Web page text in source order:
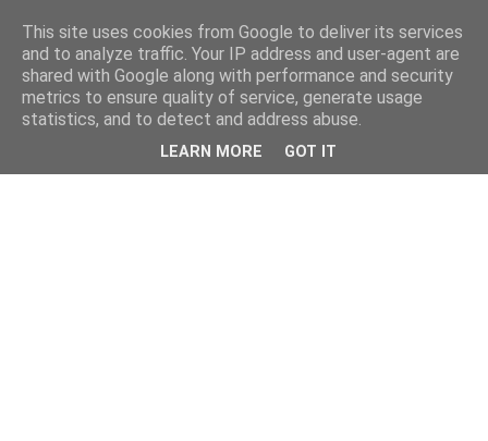
This site uses cookies from Google to deliver its services
and to analyze traffic. Your IP address and user-agent are
shared with Google along with performance and security
metrics to ensure quality of service, generate usage
statistics, and to detect and address abuse.
LEARN MORE GOT IT